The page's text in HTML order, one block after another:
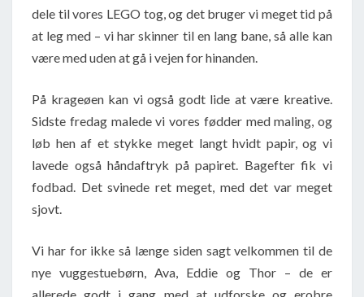
dele til vores LEGO tog, og det bruger vi meget tid på
at leg med – vi har skinner til en lang bane, så alle kan
være med uden at gå i vejen for hinanden.
På krageøen kan vi også godt lide at være kreative.
Sidste fredag malede vi vores fødder med maling, og
løb hen af et stykke meget langt hvidt papir, og vi
lavede også håndaftryk på papiret. Bagefter fik vi
fodbad. Det svinede ret meget, med det var meget
sjovt.
Vi har for ikke så længe siden sagt velkommen til de
nye vuggestuebørn, Ava, Eddie og Thor – de er